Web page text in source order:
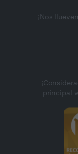
¡Nos
principal